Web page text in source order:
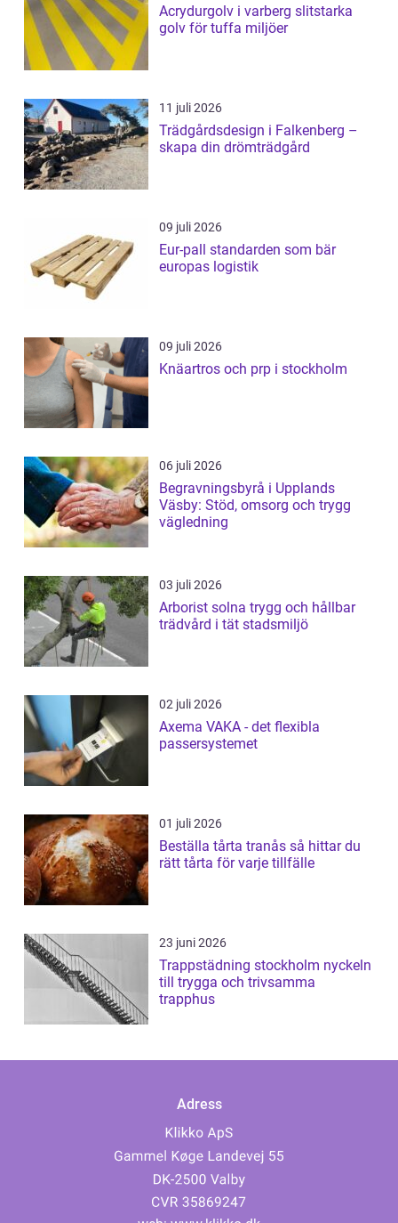
Acrydurgolv i varberg slitstarka
golv för tuffa miljöer
11 juli 2026
Trädgårdsdesign i Falkenberg –
skapa din drömträdgård
09 juli 2026
Eur-pall standarden som bär
europas logistik
09 juli 2026
Knäartros och prp i stockholm
06 juli 2026
Begravningsbyrå i Upplands
Väsby: Stöd, omsorg och trygg
vägledning
03 juli 2026
Arborist solna trygg och hållbar
trädvård i tät stadsmiljö
02 juli 2026
Axema VAKA - det flexibla
passersystemet
01 juli 2026
Beställa tårta tranås så hittar du
rätt tårta för varje tillfälle
23 juni 2026
Trappstädning stockholm nyckeln
till trygga och trivsamma
trapphus
Adress